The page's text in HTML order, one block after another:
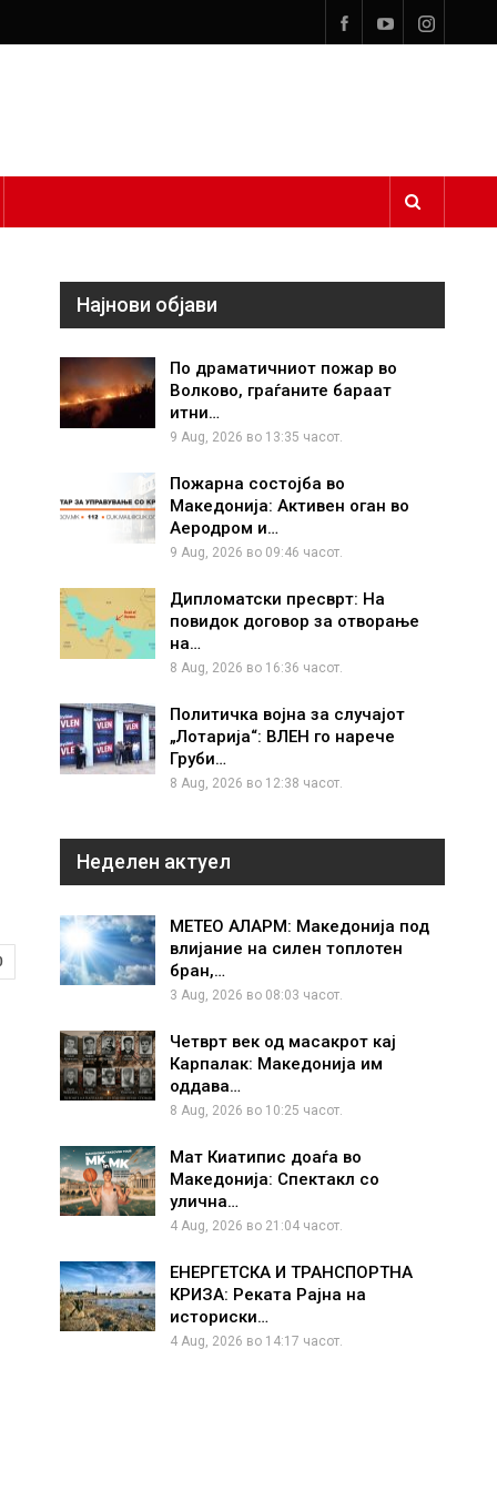
Најнови објави
По драматичниот пожар во
Волково, граѓаните бараат
итни…
9 Aug, 2026 во 13:35 часот.
Пожарна состојба во
Македонија: Активен оган во
Аеродром и…
9 Aug, 2026 во 09:46 часот.
Дипломатски пресврт: На
повидок договор за отворање
на…
8 Aug, 2026 во 16:36 часот.
Политичка војна за случајот
„Лотарија“: ВЛЕН го нарече
Груби…
8 Aug, 2026 во 12:38 часот.
Неделен актуел
МЕТЕО АЛАРМ: Македонија под
влијание на силен топлотен
бран,…
3 Aug, 2026 во 08:03 часот.
Четврт век од масакрот кај
Карпалак: Македонија им
оддава…
8 Aug, 2026 во 10:25 часот.
Мат Киатипис доаѓа во
Македонија: Спектакл со
улична…
4 Aug, 2026 во 21:04 часот.
ЕНЕРГЕТСКА И ТРАНСПОРТНА
КРИЗА: Реката Рајна на
историски…
4 Aug, 2026 во 14:17 часот.